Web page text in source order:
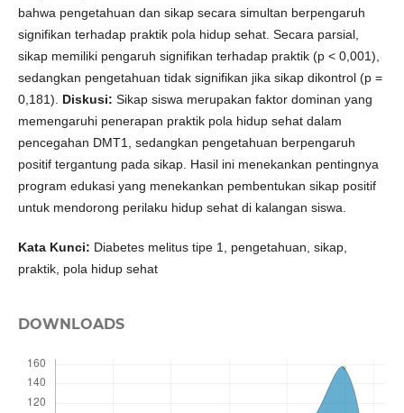
bahwa pengetahuan dan sikap secara simultan berpengaruh
signifikan terhadap praktik pola hidup sehat. Secara parsial,
sikap memiliki pengaruh signifikan terhadap praktik (p < 0,001),
sedangkan pengetahuan tidak signifikan jika sikap dikontrol (p =
0,181). Diskusi: Sikap siswa merupakan faktor dominan yang
memengaruhi penerapan praktik pola hidup sehat dalam
pencegahan DMT1, sedangkan pengetahuan berpengaruh
positif tergantung pada sikap. Hasil ini menekankan pentingnya
program edukasi yang menekankan pembentukan sikap positif
untuk mendorong perilaku hidup sehat di kalangan siswa.
Kata Kunci: Diabetes melitus tipe 1, pengetahuan, sikap,
praktik, pola hidup sehat
DOWNLOADS